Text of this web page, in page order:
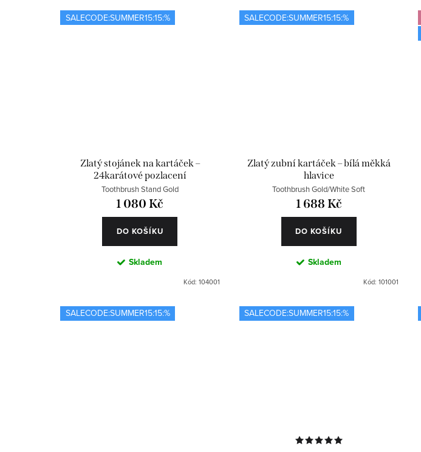
SALECODE:SUMMER15:15:%
Zlatý stojánek na kartáček –
24karátové pozlacení
Toothbrush Stand Gold
1 080 Kč
DO KOŠÍKU
Skladem
Kód: 104001
SALECODE:SUMMER15:15:%
Zlatý zubní kartáček – bílá měkká
hlavice
Toothbrush Gold/White Soft
1 688 Kč
DO KOŠÍKU
Skladem
Kód: 101001
SALECODE:SUMMER15:15:% SALECODE:SUMMER15:15:%